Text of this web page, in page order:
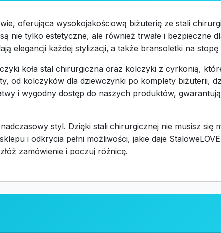
oferująca wysokojakościową biżuterię ze stali
nie tylko estetyczne, ale również trwałe i bezpieczne
elegancji każdej stylizacji, a także bransoletki na stopę
koła stal chirurgiczna oraz kolczyki z cyrkonią,
od kolczyków dla dziewczynki po komplety biżuterii,
i wygodny dostęp do naszych produktów,
styl. Dzięki stali chirurgicznej nie musisz się
i odkrycia pełni możliwości, jakie daje
zamówienie i poczuj różnicę.